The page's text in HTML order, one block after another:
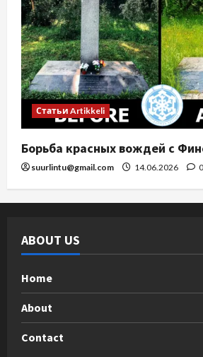
Статьи Artikkeli
Борьба красных вождей с
suurlintu@gmail.com 14.06.2026 0
ABOUT US
Home
About
Contact